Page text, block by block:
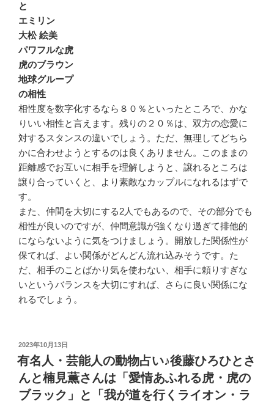
と
エミリン
大松 絵美
パワフルな虎
虎のブラウン
地球グループ
の相性
相性度を数字化するなら８０％といったところで、かな
りいい相性と言えます。残りの２０％は、双方の恋愛に
対するスタンスの違いでしょう。ただ、無理してどちら
かに合わせようとするのは良くありません。このままの
距離感でお互いに相手を理解しようと、譲れるところは
譲り合っていくと、より素敵なカップルになれるはずで
す。
また、仲間を大切にする2人でもあるので、その部分でも
相性が良いのですが、仲間意識が強くなり過ぎて排他的
にならないように気をつけましょう。開放した関係性が
保てれば、よい関係がどんどん流れ込みそうです。た
だ、相手のことばかり気を使わない、相手に頼りすぎな
いというバランスを大切にすれば、さらに良い関係にな
れるでしょう。
投
稿
日:
2023年10月13日
有名人・芸能人の動物占い♪後藤ひろひとさ
んと楠見薫さんは「愛情あふれる虎・虎の
ブラック」と「我が道を行くライオン・ラ